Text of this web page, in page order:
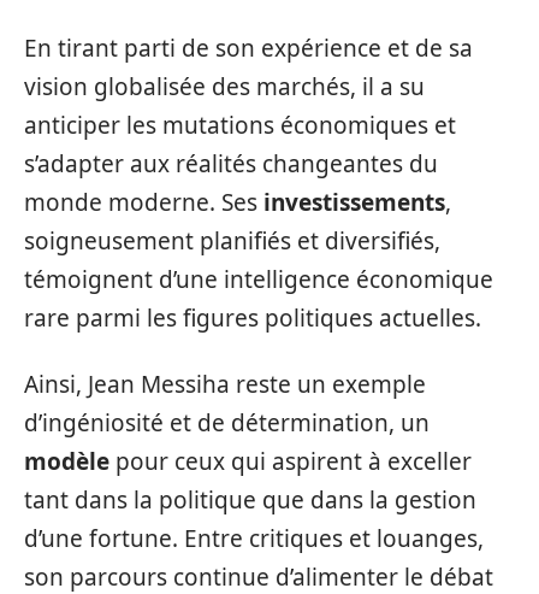
En tirant parti de son expérience et de sa
vision globalisée des marchés, il a su
anticiper les mutations économiques et
s’adapter aux réalités changeantes du
monde moderne. Ses investissements,
soigneusement planifiés et diversifiés,
témoignent d’une intelligence économique
rare parmi les figures politiques actuelles.
Ainsi, Jean Messiha reste un exemple
d’ingéniosité et de détermination, un
modèle pour ceux qui aspirent à exceller
tant dans la politique que dans la gestion
d’une fortune. Entre critiques et louanges,
son parcours continue d’alimenter le débat